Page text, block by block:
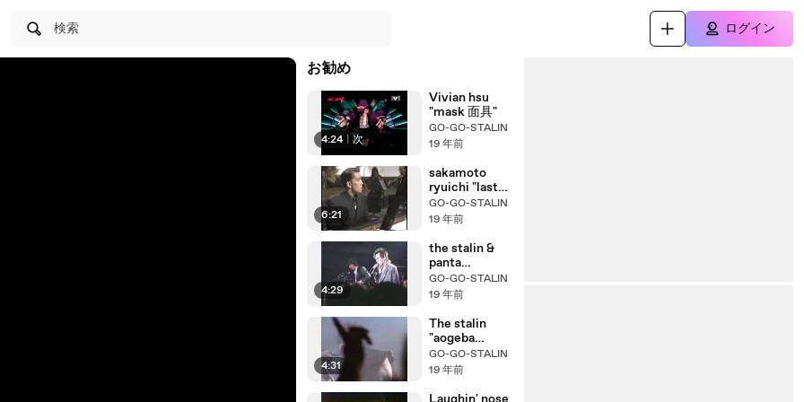
検索 ログイン
お勧め
4:24 次
Vivian hsu
"mask 面具"
GO-GO-STALIN
19 年前
6:21
sakamoto
ryuichi "last
emperor"
GO-GO-STALIN
19 年前
4:29
the stalin &
panta
"aogebatouto
shi"
GO-GO-STALIN
19 年前
4:31
The stalin
"aogeba
toutoshi"
GO-GO-STALIN
19 年前